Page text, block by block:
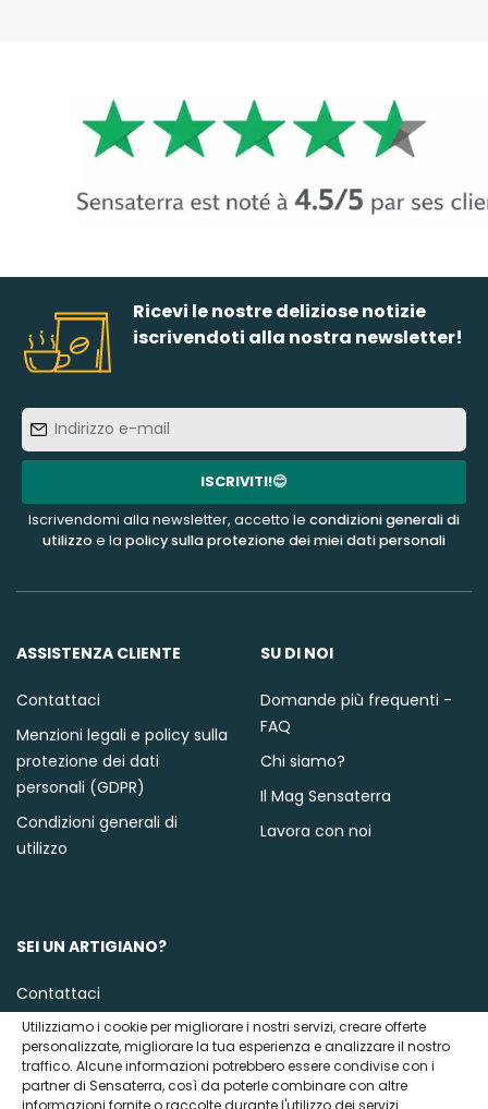
Ricevi le nostre deliziose notizie
iscrivendoti alla nostra newsletter!
e-
mail
ISCRIVITI!😊
Iscrivendomi alla newsletter, accetto le condizioni generali di
utilizzoe la policy sulla protezione dei miei dati personali
ASSISTENZA CLIENTE
Contattaci
Menzioni legali e policy sulla
protezione dei dati
personali (GDPR)
Condizioni generali di
utilizzo
SU DI NOI
Domande più frequenti -
FAQ
Chi siamo?
Il Mag Sensaterra
Lavora con noi
SEI UN ARTIGIANO?
Contattaci
Utilizziamo i cookie per migliorare i nostri servizi, creare offerte
personalizzate, migliorare la tua esperienza e analizzare il nostro
traffico. Alcune informazioni potrebbero essere condivise con i
partner di Sensaterra, così da poterle combinare con altre
informazioni fornite o raccolte durante l'utilizzo dei servizi.